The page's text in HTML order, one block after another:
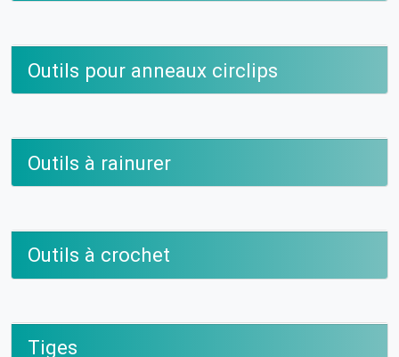
Outils pour anneaux circlips
Outils à rainurer
Outils à crochet
Tiges